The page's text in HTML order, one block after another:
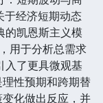
于经济短期动态
的凯恩斯主义模
用于分析总需求
入了更具微观基
性预期和跨期替
化做出反应，并